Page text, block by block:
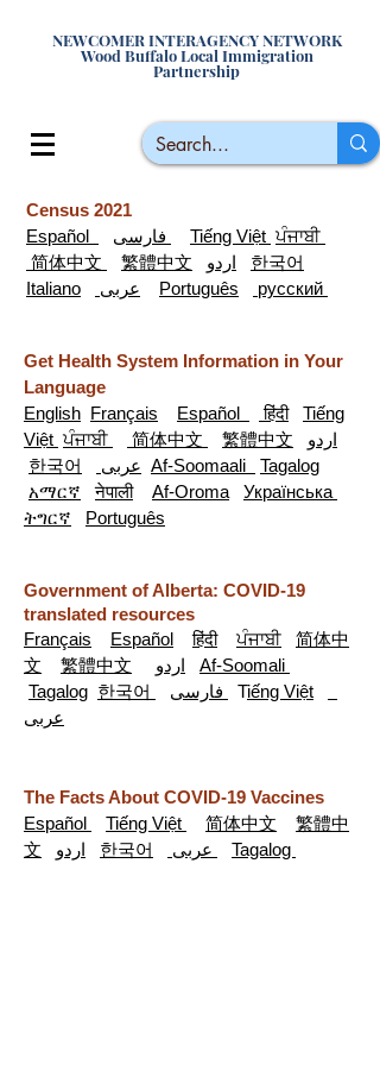
NEWCOMER INTERAGENCY NETWORK
Wood Buffalo Local Immigration
Partnership
Census 2021
Español
Tiếng Việt ਪੰਜਾਬੀ
简体中文
繁體中文 اردو
한국어
Italiano
عربى Português русский
Get Health System Information in Your
Language
English Français Español हिंदी
Tiếng
Việt ਪੰਜਾਬੀ 简体中文 繁體中文
اردو
한국어
عربى Af-Soomaali
Tagalog
አማርኛ
नेपाली Af-Oroma
Українська
ትግርኛ
Português
Government of Alberta: COVID-19
translated resources
Français
Español हिंदी ਪੰਜਾਬੀ
简体中
文
繁體中文 اردو Af-Soomali
Tagalog 한국어 Tiếng Việt
عربى
The Facts About COVID-19 Vaccines
Español
Tiếng Việt 简体中文
繁體中
文
اردو 한국어 Tagalog